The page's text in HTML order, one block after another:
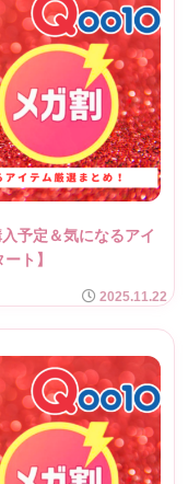
予定＆気になるアイ
ト】
2025.11.22